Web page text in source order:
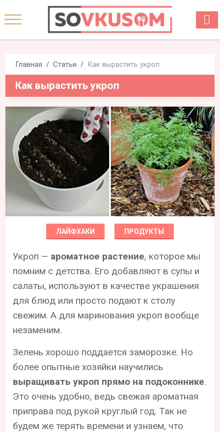
Главная Статьи Как вырастить укроп
Как вырастить укроп
ЛАЙФХАКИ ПРОДУКТЫ
Укроп — ароматное растение, которое мы
помним с детства. Его добавляют в супы и
салаты, используют в качестве украшения
для блюд или просто подают к столу
свежим. А для маринования укроп вообще
незаменим.
Зелень хорошо поддается заморозке. Но
более опытные хозяйки научились
выращивать укроп прямо на подоконнике.
Это очень удобно, ведь свежая ароматная
приправа под рукой круглый год. Так не
будем же терять времени и узнаем, что